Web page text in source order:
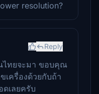
resolution?
Reply
ไทยจะมา ขอบคุณ
เครื่องด้วยกับถ้า
ดเลยครับ